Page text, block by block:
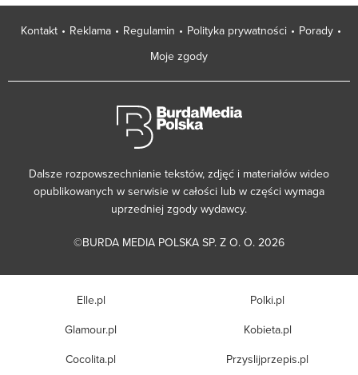
Kontakt Reklama Regulamin Polityka prywatności
Porady
Moje zgody
Dalsze rozpowszechnianie tekstów, zdjęć i materiałów wideo
opublikowanych w serwisie w całości lub w części wymaga
uprzedniej zgody wydawcy.
©BURDA MEDIA POLSKA SP. Z O. O. 2026
Elle.pl
Glamour.pl
Cocolita.pl
Polki.pl
Kobieta.pl
Przyslijprzepis.pl